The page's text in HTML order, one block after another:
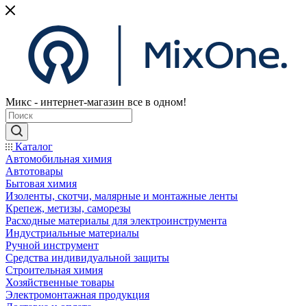
Микс - интернет-магазин все в одном!
Каталог
Автомобильная химия
Автотовары
Бытовая химия
Изоленты, скотчи, малярные и монтажные ленты
Крепеж, метизы, саморезы
Расходные материалы для электроинструмента
Индустриальные материалы
Ручной инструмент
Средства индивидуальной защиты
Строительная химия
Хозяйственные товары
Электромонтажная продукция